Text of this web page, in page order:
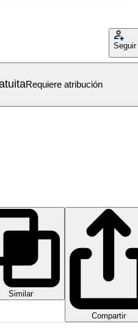
Seguir
Requiere atribución
Similar
Compartir